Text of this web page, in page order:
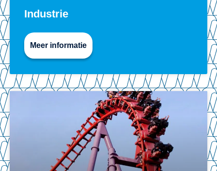
Industrie
Meer informatie